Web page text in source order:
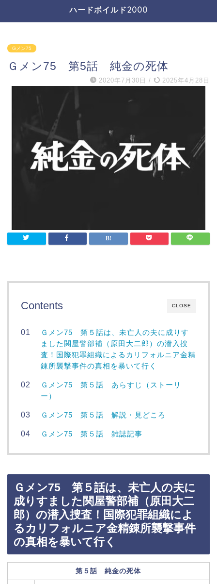
ハードボイルド2000
Gメン75
Ｇメン75 第5話 純金の死体
2020年7月30日 / 2025年4月28日
CLOSE
Contents
Ｇメン75 第５話は、未亡人の夫に成りす
ました関屋警部補（原田大二郎）の潜入捜
査！国際犯罪組織によるカリフォルニア金精
錬所襲撃事件の真相を暴いて行く
Ｇメン75 第５話 あらすじ（ストーリ
ー）
Ｇメン75 第５話 解説・見どころ
Ｇメン75 第５話 雑誌記事
Ｇメン75 第５話は、未亡人の夫に
成りすました関屋警部補（原田大二
郎）の潜入捜査！国際犯罪組織によ
るカリフォルニア金精錬所襲撃事件
の真相を暴いて行く
第５話 純金の死体